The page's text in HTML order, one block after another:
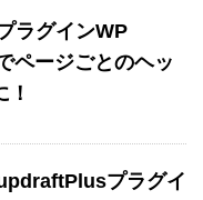
ラグインWP
ページごとのヘッ
プラグイ